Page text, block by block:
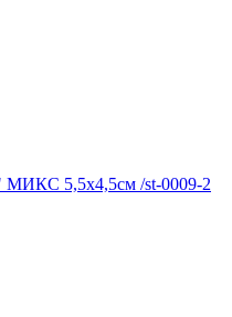
МИКС 5,5х4,5см /st-0009-2